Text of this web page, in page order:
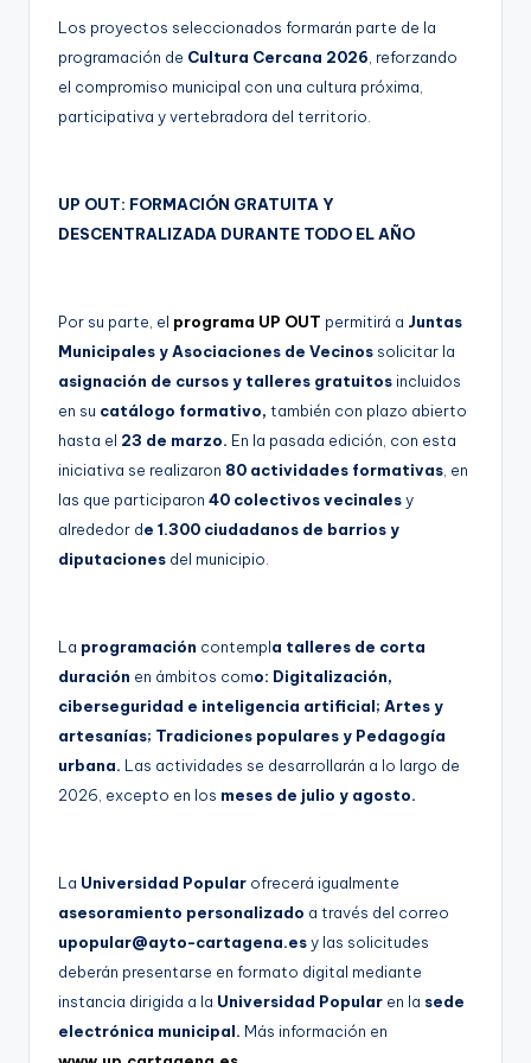
Los proyectos seleccionados formarán parte de la
programación de Cultura Cercana 2026 , reforzando
el compromiso municipal con una cultura próxima,
participativa y vertebradora del territorio.
UP OUT: FORMACIÓN GRATUITA Y
DESCENTRALIZADA DURANTE TODO EL AÑO
Por su parte, el programa UP OUT permitirá a Juntas
Municipales y Asociaciones de Vecinos solicitar la
asignación de cursos y talleres gratuitos incluidos
en su catálogo formativo, también con plazo abierto
hasta el 23 de marzo. En la pasada edición, con esta
iniciativa se realizaron 80 actividades formativas , en
las que participaron 40 colectivos vecinalesy
alrededor de 1.300 ciudadanos de barrios y
diputaciones del municipio.
La programación contempla talleres de corta
duración en ámbitos como: Digitalización,
ciberseguridad e inteligencia artificial; Artes y
artesanías; Tradiciones populares y Pedagogía
urbana. Las actividades se desarrollarán a lo largo de
2026, excepto en los meses de julio y agosto.
La Universidad Popular ofrecerá igualmente
asesoramiento personalizado a través del correo
upopular@ayto-cartagena.esy las solicitudes
deberán presentarse en formato digital mediante
instancia dirigida a la Universidad Popular en la sede
electrónica municipal. Más información en